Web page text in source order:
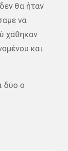
θα ήταν
να
χάθηκαν
και
δύο ο